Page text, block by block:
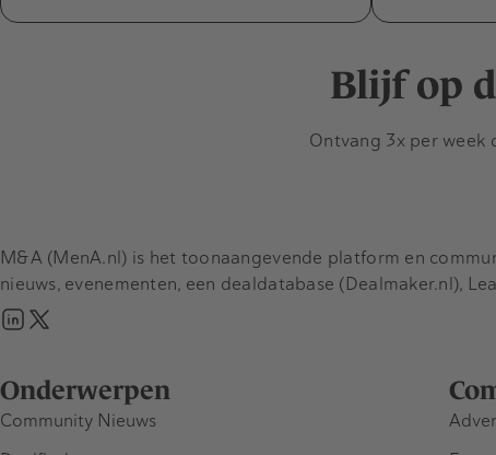
Blijf op
Ontvang 3x per week
Onderwerpen
Community Nieuws
M&A (MenA.nl) is het toonaangevende platform en
nieuws, evenementen, een dealdatabase (Dealmaker.nl),